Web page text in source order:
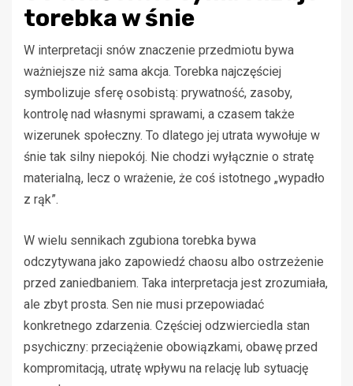
torebka w śnie
W interpretacji snów znaczenie przedmiotu bywa
ważniejsze niż sama akcja. Torebka najczęściej
symbolizuje sferę osobistą: prywatność, zasoby,
kontrolę nad własnymi sprawami, a czasem także
wizerunek społeczny. To dlatego jej utrata wywołuje w
śnie tak silny niepokój. Nie chodzi wyłącznie o stratę
materialną, lecz o wrażenie, że coś istotnego „wypadło
z rąk”.
W wielu sennikach zgubiona torebka bywa
odczytywana jako zapowiedź chaosu albo ostrzeżenie
przed zaniedbaniem. Taka interpretacja jest zrozumiała,
ale zbyt prosta. Sen nie musi przepowiadać
konkretnego zdarzenia. Częściej odzwierciedla stan
psychiczny: przeciążenie obowiązkami, obawę przed
kompromitacją, utratę wpływu na relację lub sytuację